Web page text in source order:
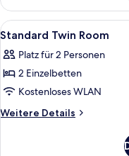
Doppelzimmer
zur
Einzelnutzung
Alle
Fotos
für
Standard
Twin
Room
5
Standard Twin Room
Platz für 2 Personen
2 Einzelbetten
Kostenloses WLAN
Weitere Details
Weitere